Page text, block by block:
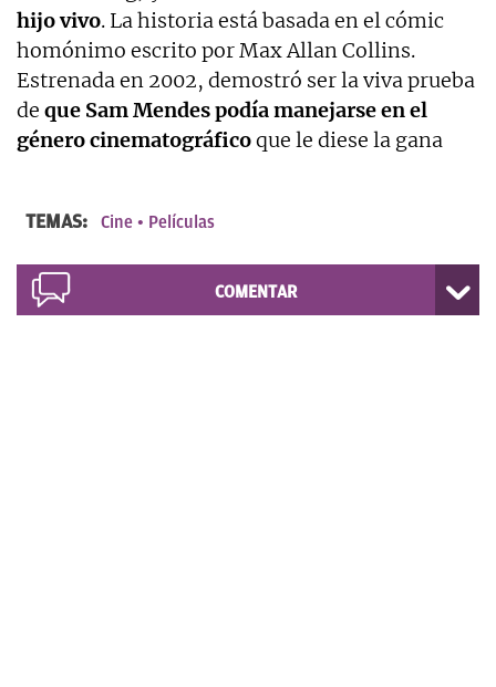
hijo vivo. La historia está basada en el cómic
homónimo escrito por Max Allan Collins.
Estrenada en 2002, demostró ser la viva prueba
de que Sam Mendes podía manejarse en el
género cinematográficoque le diese la gana
TEMAS: Cine Películas
COMENTAR